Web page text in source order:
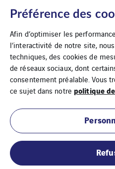
1 800
entreprises
Mentions légales
Cookies
Préférence des
Afin d’optimiser les
l’interactivité de notre site,
techniques, des cookies de
de réseaux sociaux, dont
consentement préalable. Vous
ce sujet dans notre politique